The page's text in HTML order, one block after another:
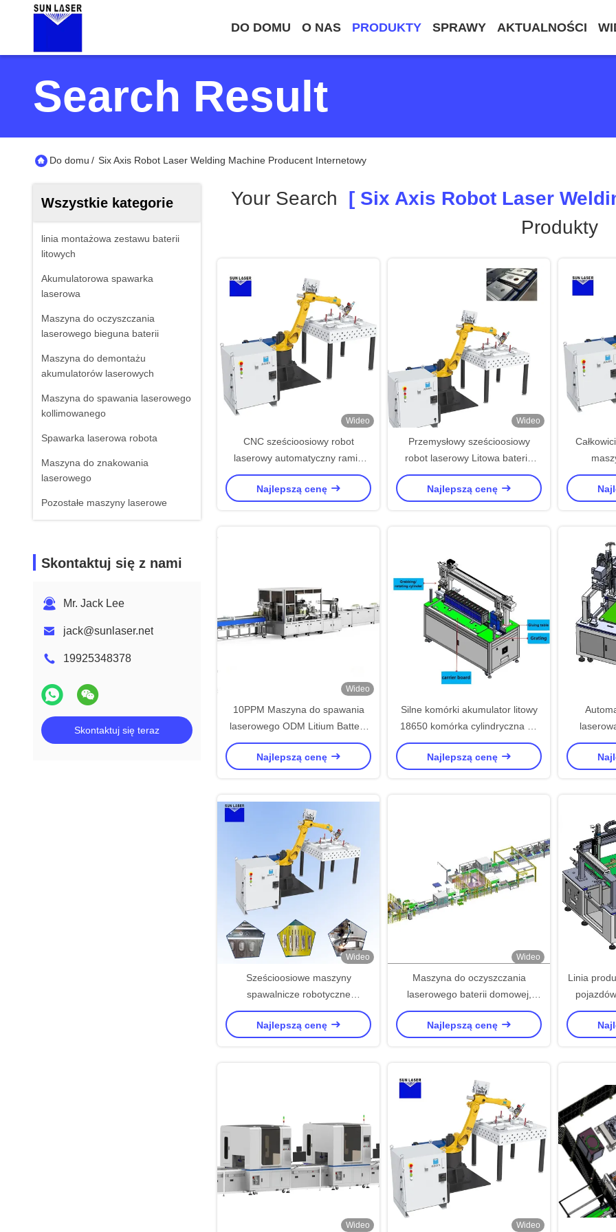
DO DOMU O NAS PRODUKTY SPRAWY AKTUALNOŚCI
Search Result
Do domu / Six Axis Robot Laser Welding Machine Producent Internetowy
Wszystkie kategorie
linia montażowa zestawu baterii
litowych
Akumulatorowa spawarka
laserowa
Maszyna do oczyszczania
laserowego bieguna baterii
Maszyna do demontażu
akumulatorów laserowych
Maszyna do spawania laserowego
kollimowanego
Spawarka laserowa robota
Maszyna do znakowania
laserowego
Pozostałe maszyny laserowe
Skontaktuj się z nami
Mr. Jack Lee
jack@sunlaser.net
19925348378
Skontaktuj się teraz
Your Search [ Six Axis Robot Laser
Produkty
Wideo
CNC sześcioosiowy robot
laserowy automatyczny ramię
robota systemy spawania
Najlepszą cenę
Wideo
Przemysłowy sześcioosiowy
robot laserowy Litowa bateria
robot spawalniczy
Najlepszą cenę
Wideo
10PPM Maszyna do spawania
laserowego ODM Litium Battery
Production Line Module Batteries
Pack Assembly
Najlepszą cenę
Silne komórki akumulator litowy
18650 komórka cylindryczna do
lasera
Najlepszą cenę
Litium
Wideo
Sześcioosiowe maszyny
spawalnicze robotyczne
Automatyczny robot chwytliwy
Automatyczne systemy spawania
Najlepszą cenę
Wideo
Maszyna do oczyszczania
laserowego baterii domowej,
akumulator do magazynowania
energii, linia produkcyjna
Najlepszą cenę
Linia
Wideo Wideo